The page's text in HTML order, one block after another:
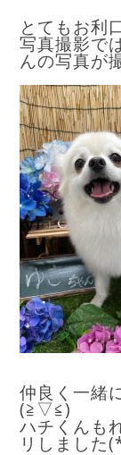
とてもお利
写真撮影で
んの写真が
仲良く一緒
(≧▽≦)
ハチくんも
リしまし